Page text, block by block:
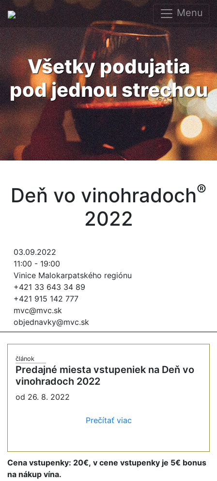
Menu
Všetky podujatia
pod jednou strechou
Deň vo vinohradoch®
2022
03.09.2022
11:00 - 19:00
Vinice Malokarpatského regiónu
+421 33 643 34 89
+421 915 142 777
mvc@mvc.sk
objednavky@mvc.sk
článok
Predajné miesta vstupeniek na Deň vo
vinohradoch 2022
od 26. 8. 2022
Prečítať viac
Cena vstupenky: 20€, v cene vstupenky je 5€ bonus
na nákup vína.